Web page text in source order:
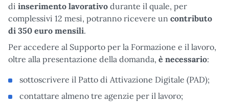
di inserimento lavorativo durante il quale, per
complessivi 12 mesi, potranno ricevere un contributo
di 350 euro mensili.
Per accedere al Supporto per la Formazione e il lavoro,
oltre alla presentazione della domanda, è necessario:
sottoscrivere il Patto di Attivazione Digitale (PAD);
contattare almeno tre agenzie per il lavoro;